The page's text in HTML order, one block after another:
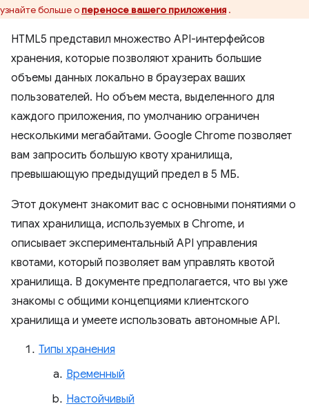
узнайте больше о переносе вашего приложения .
HTML5 представил множество API-интерфейсов
хранения, которые позволяют хранить большие
объемы данных локально в браузерах ваших
пользователей. Но объем места, выделенного для
каждого приложения, по умолчанию ограничен
несколькими мегабайтами. Google Chrome позволяет
вам запросить большую квоту хранилища,
превышающую предыдущий предел в 5 МБ.
Этот документ знакомит вас с основными понятиями о
типах хранилища, используемых в Chrome, и
описывает экспериментальный API управления
квотами, который позволяет вам управлять квотой
хранилища. В документе предполагается, что вы уже
знакомы с общими концепциями клиентского
хранилища и умеете использовать автономные API.
Типы хранения
Временный
Настойчивый